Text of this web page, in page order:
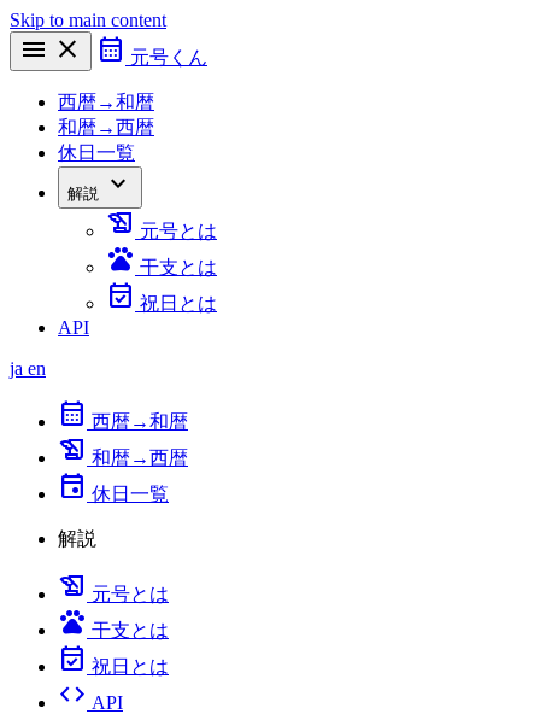
Skip to main content
menu close calendar_month 元号くん
西暦→和暦
和暦→西暦
休日一覧
解説
expand_more
history_edu 元号とは
pets 干支とは
event_available 祝日とは
API
ja en
calendar_month 西暦→和暦
history_edu 和暦→西暦
event 休日一覧
解説
history_edu 元号とは
pets 干支とは
event_available 祝日とは
code API